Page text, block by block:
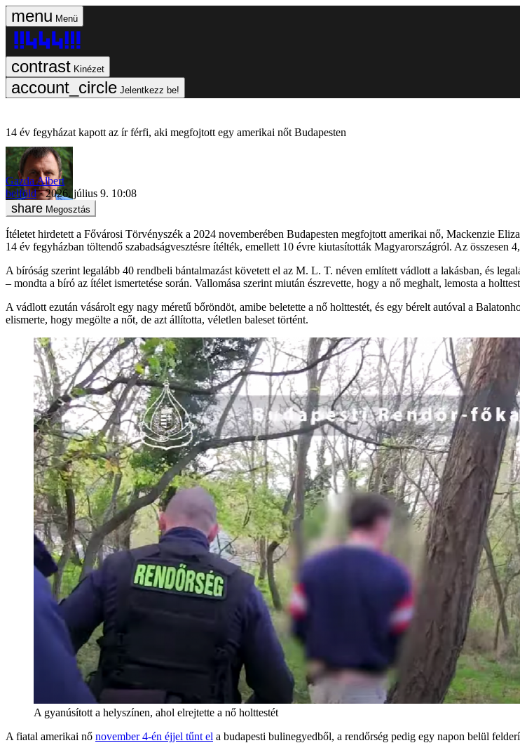
Menü
Kinézet
Jelentkezz be!
14 év fegyházat kapott az ír férfi, aki megfojtott egy amerikai nőt Budapesten
Gazda Albert
belföld
2026. július 9. 10:08
Megosztás
Ítéletet hirdetett a Fővárosi Törvényszék a 2024 novemberében Budapesten megfojtott amerikai nő, Mackenzie
14 év fegyházban töltendő szabadságvesztésre ítélték, emellett 10 évre kiutasították Magyarországról. Az
A bíróság szerint legalább 40 rendbeli bántalmazást követett el az M. L. T. néven említett vádlott a lakásban, és
– mondta a bíró az ítélet ismertetése során. Vallomása szerint miután észrevette, hogy a nő meghalt, lemosta a
A vádlott ezután vásárolt egy nagy méretű bőröndöt, amibe beletette a nő holttestét, és egy bérelt autóval a
elismerte, hogy megölte a nőt, de azt állította, véletlen baleset történt.
A gyanúsított a helyszínen, ahol elrejtette a nő holttestét
A fiatal amerikai nő november 4-én éjjel tűnt el a budapesti bulinegyedből, a rendőrség pedig egy napon belül